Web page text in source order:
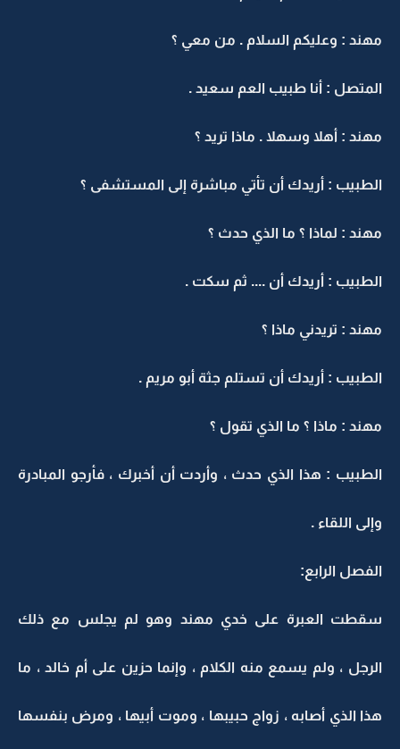
مهند : وعليكم السلام . من معي ؟
المتصل : أنا طبيب العم سعيد .
مهند : أهلا وسهلا . ماذا تريد ؟
الطبيب : أريدك أن تأتي مباشرة إلى المستشفى ؟
مهند : لماذا ؟ ما الذي حدث ؟
الطبيب : أريدك أن .... ثم سكت .
مهند : تريدني ماذا ؟
الطبيب : أريدك أن تستلم جثة أبو مريم .
مهند : ماذا ؟ ما الذي تقول ؟
الطبيب : هذا الذي حدث ، وأردت أن أخبرك ، فأرجو المبادرة
وإلى اللقاء .
الفصل الرابع:
سقطت العبرة على خدي مهند وهو لم يجلس مع ذلك
الرجل ، ولم يسمع منه الكلام ، وإنما حزين على أم خالد ، ما
هذا الذي أصابه ، زواج حبيبها ، وموت أبيها ، ومرض بنفسها